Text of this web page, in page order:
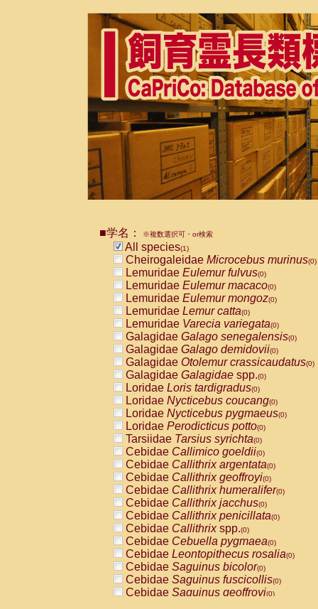
■学名： ※複数選択可・or検索
All species(1)
Cheirogaleidae Microcebus murinus(0)
Lemuridae Eulemur fulvus(0)
Lemuridae Eulemur macaco(0)
Lemuridae Eulemur mongoz(0)
Lemuridae Lemur catta(0)
Lemuridae Varecia variegata(0)
Galagidae Galago senegalensis(0)
Galagidae Galago demidovii(0)
Galagidae Otolemur crassicaudatus(0)
Galagidae Galagidae spp.(0)
Loridae Loris tardigradus(0)
Loridae Nycticebus coucang(0)
Loridae Nycticebus pygmaeus(0)
Loridae Perodicticus potto(0)
Tarsiidae Tarsius syrichta(0)
Cebidae Callimico goeldii(0)
Cebidae Callithrix argentata(0)
Cebidae Callithrix geoffroyi(0)
Cebidae Callithrix humeralifer(0)
Cebidae Callithrix jacchus(0)
Cebidae Callithrix penicillata(0)
Cebidae Callithrixspp.(0)
Cebidae Cebuella pygmaea(0)
Cebidae Leontopithecus rosalia(0)
Cebidae Saguinus bicolor(0)
Cebidae Saguinus fuscicollis(0)
Cebidae Saguinus geoffroyi(0)